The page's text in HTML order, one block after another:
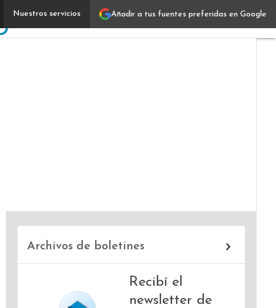
Añadir a tus fuentes preferidas en Google
Nuestros servicios
Bruno Dainese, gerente de servicios profesionales y
Archivos de boletines
Recibí el
newsletter de